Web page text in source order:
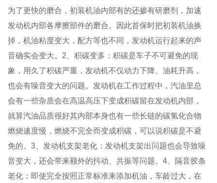
为了更快的磨合，初装机油内部有的还掺有研磨剂，加速
发动机内部各摩擦部件的磨合。因此首保时把初装机油换
掉，机油粘度变大，配方等也不同，发动机运行起来的声
音确实会变大。2、积碳变多：积碳是车子不可避免的现
象，用久了积碳严重，发动机不仅动力下降、油耗升高，
也会有噪音变大的问题。发动机在工作过程中，汽油里总
会有一些杂质会在高温高压下变成积碳留在发动机内部，
就算汽油品质很好其内部本身也有一些长链的碳氢化合物
燃烧速度慢，燃烧不完全而变成积碳，可以说积碳是不避
免的。3、发动机支架老化：发动机支架出问题也会导致噪
音变大，还会带来额外的抖动、共振等问题。4、隔音胶条
老化：即使完全按照正常标准来添加机油，车龄过大，在